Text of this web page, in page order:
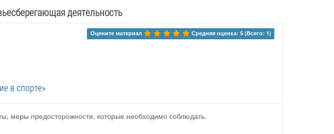
деятельность
Оцените материал Средняя оценка: 5 (Всего: 1)
в спорте»
меры предосторожности, которые необходимо соблюдать.